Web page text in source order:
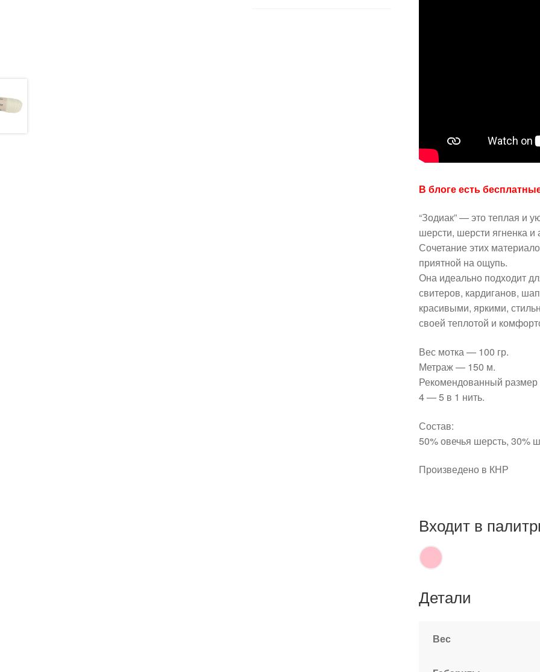
В блоге есть
“Зодиак” — это теплая и
шерсти, шерсти ягненка и
Сочетание этих
приятной на ощупь.
Она идеально подходит
свитеров, кардиганов,
красивыми, яркими,
своей теплотой и
Вес мотка — 100 гр.
Метраж — 150 м.
Рекомендованный размер
4 — 5 в 1 нить.
Состав:
50% овечья шерсть, 30%
Произведено в КНР
Входит в
Детали
Вес